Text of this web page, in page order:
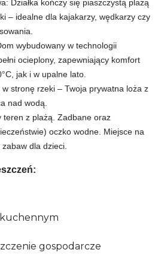
Działka kończy się piaszczystą plażą
– idealne dla kajakarzy, wędkarzy czy
wybudowany w technologii
ocieplony, zapewniający komfort
jak i w upalne lato.
stronę rzeki – Twoja prywatna loża z
nad wodą.
teren z plażą. Zadbane oraz
oczko wodne. Miejsce na
dla dzieci.
gospodarcze